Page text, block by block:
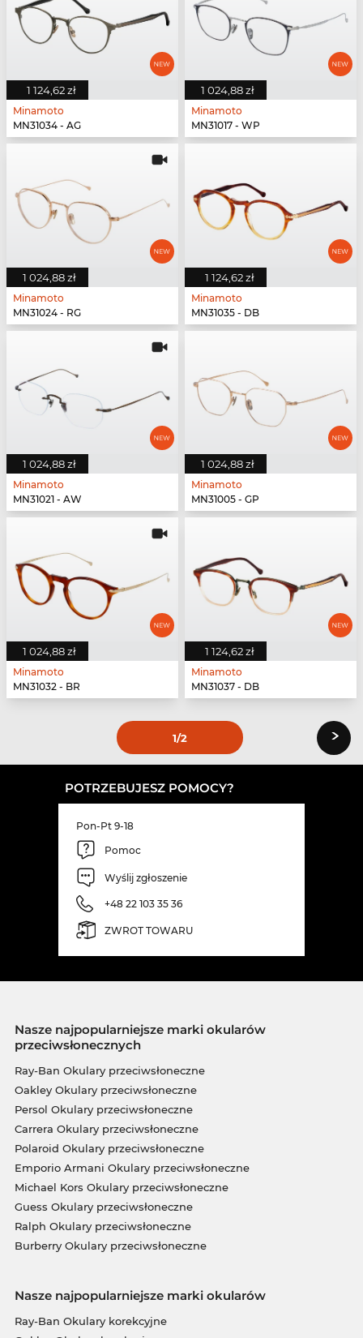
1 124,62 zł
Minamoto
MN31034 - AG
1 024,88 zł
Minamoto
MN31017 - WP
1 024,88 zł
Minamoto
MN31024 - RG
1 124,62 zł
Minamoto
MN31035 - DB
1 024,88 zł
Minamoto
MN31021 - AW
1 024,88 zł
Minamoto
MN31005 - GP
1 024,88 zł
Minamoto
MN31032 - BR
1 124,62 zł
Minamoto
MN31037 - DB
1/2 ›
POTRZEBUJESZ POMOCY?
Pon-Pt 9-18
Pomoc
Wyślij zgłoszenie
+48 22 103 35 36
ZWROT TOWARU
Nasze najpopularniejsze marki okularów
przeciwsłonecznych
Ray-Ban Okulary przeciwsłoneczne
Oakley Okulary przeciwsłoneczne
Persol Okulary przeciwsłoneczne
Carrera Okulary przeciwsłoneczne
Polaroid Okulary przeciwsłoneczne
Emporio Armani Okulary przeciwsłoneczne
Michael Kors Okulary przeciwsłoneczne
Guess Okulary przeciwsłoneczne
Ralph Okulary przeciwsłoneczne
Burberry Okulary przeciwsłoneczne
Nasze najpopularniejsze marki okularów
Ray-Ban Okulary korekcyjne